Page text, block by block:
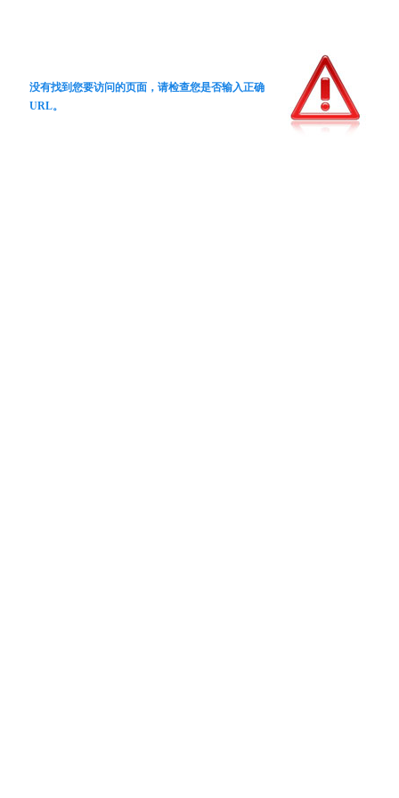
没有找到您要访问的页面，请检查您是否输入正确
URL。